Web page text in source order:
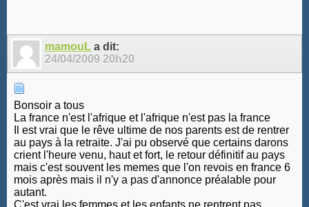
mamouL a dit:
24/04/2009 20h20
Bonsoir a tous
La france n'est l'afrique et l'afrique n'est pas la france
Il est vrai que le rêve ultime de nos parents est de rentrer
au pays à la retraite. J'ai pu observé que certains darons
crient l'heure venu, haut et fort, le retour définitif au pays
mais c'est souvent les memes que l'on revois en france 6
mois après mais il n'y a pas d'annonce préalable pour
autant.